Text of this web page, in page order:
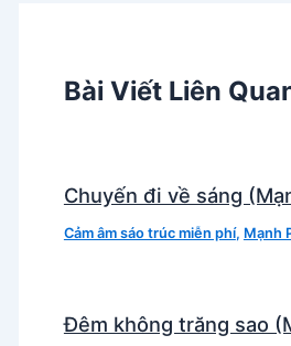
Bài Viết Liên
Chuyến đi về sáng
Cảm âm sáo trúc miễn phí, Mạnh
Đêm không trăng sao